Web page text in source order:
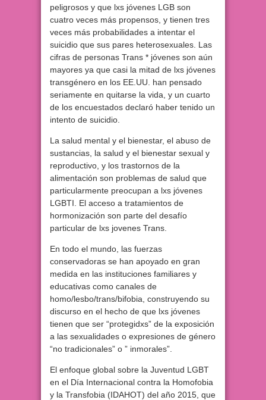
peligrosos y que lxs jóvenes LGB son
cuatro veces más propensos, y tienen tres
veces más probabilidades a intentar el
suicidio que sus pares heterosexuales. Las
cifras de personas Trans * jóvenes son aún
mayores ya que casi la mitad de lxs jóvenes
transgénero en los EE.UU. han pensado
seriamente en quitarse la vida, y un cuarto
de los encuestados declaró haber tenido un
intento de suicidio.
La salud mental y el bienestar, el abuso de
sustancias, la salud y el bienestar sexual y
reproductivo, y los trastornos de la
alimentación son problemas de salud que
particularmente preocupan a lxs jóvenes
LGBTI. El acceso a tratamientos de
hormonización son parte del desafío
particular de lxs jovenes Trans.
En todo el mundo, las fuerzas
conservadoras se han apoyado en gran
medida en las instituciones familiares y
educativas como canales de
homo/lesbo/trans/bifobia, construyendo su
discurso en el hecho de que lxs jóvenes
tienen que ser “protegidxs” de la exposición
a las sexualidades o expresiones de género
“no tradicionales” o ” inmorales”.
El enfoque global sobre la Juventud LGBT
en el Día Internacional contra la Homofobia
y la Transfobia (IDAHOT) del año 2015, que